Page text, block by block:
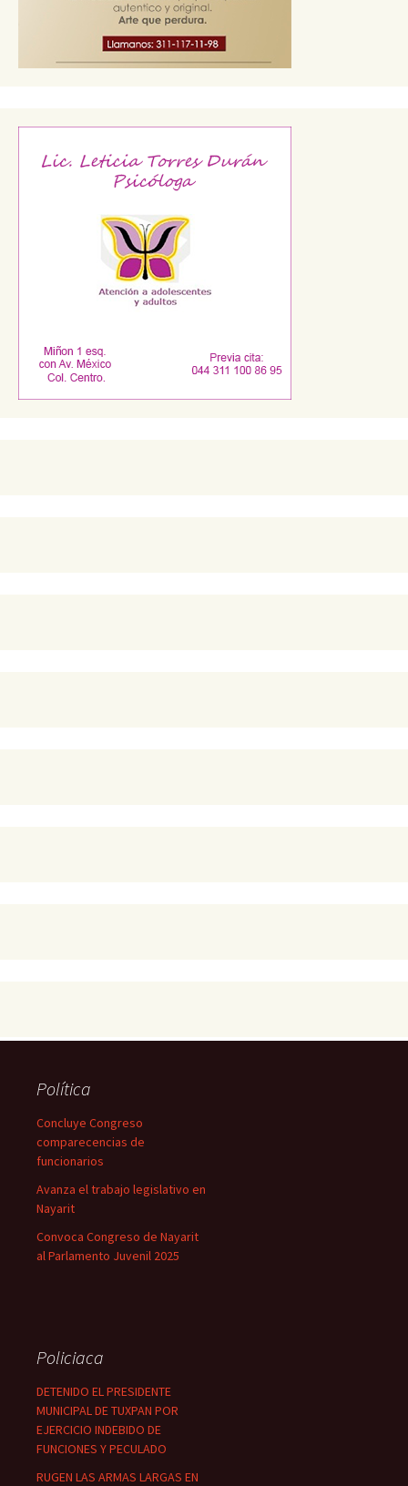
Política
Concluye Congreso
comparecencias de
funcionarios
Avanza el trabajo legislativo en
Nayarit
Convoca Congreso de Nayarit
al Parlamento Juvenil 2025
Policiaca
DETENIDO EL PRESIDENTE
MUNICIPAL DE TUXPAN POR
EJERCICIO INDEBIDO DE
FUNCIONES Y PECULADO
RUGEN LAS ARMAS LARGAS EN